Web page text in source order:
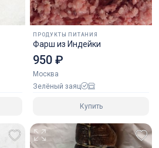
ПРОДУКТЫ ПИТАНИЯ
Фарш из Индейки
950 ₽
Москва
Зелёный заяц
Купить